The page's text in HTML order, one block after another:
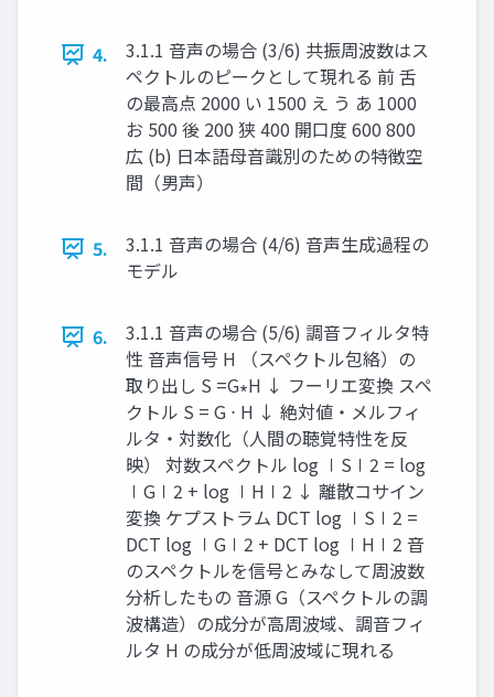
4.
3.1.1 音声の場合 (3/6) 共振周波数はス
ペクトルのピークとして現れる 前 ⾆
の最⾼点 2000 い 1500 え う あ 1000
お 500 後 200 狭 400 開⼝度 600 800
広 (b) ⽇本語⺟⾳識別のための特徴空
間（男声）
5.
3.1.1 音声の場合 (4/6) 音声生成過程の
モデル
6.
3.1.1 音声の場合 (5/6) 調音フィルタ特
性 音声信号 H （スペクトル包絡）の
取り出し S =G∗H ↓ フーリエ変換 スペ
クトル S = G ⋅ H ↓ 絶対値・メルフィ
ルタ・対数化（人間の聴覚特性を反
映） 対数スペクトル log ∣S∣2 = log
∣G∣2 + log ∣H∣2 ↓ 離散コサイン
変換 ケプストラム DCT log ∣S∣2 =
DCT log ∣G∣2 + DCT log ∣H∣2 音
のスペクトルを信号とみなして周波数
分析したもの 音源 G（スペクトルの調
波構造）の成分が高周波域、調音フィ
ルタ H の成分が低周波域に現れる